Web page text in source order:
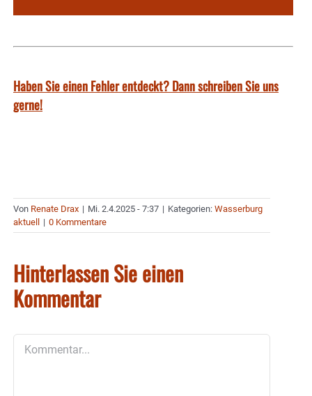
Haben Sie einen Fehler entdeckt? Dann schreiben Sie uns
gerne!
Von Renate Drax | Mi. 2.4.2025 - 7:37 | Kategorien: Wasserburg
aktuell | 0 Kommentare
Hinterlassen Sie einen
Kommentar